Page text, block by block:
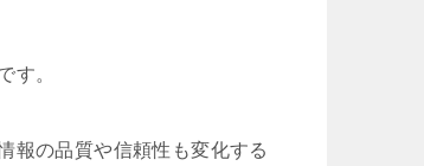
す。
報の品質や信頼性も変化する